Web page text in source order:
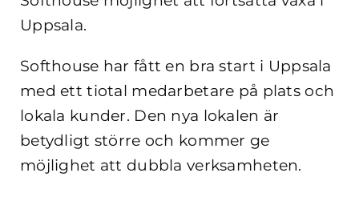
Uppsala.
Softhouse har fått en bra start i Uppsala
med ett tiotal medarbetare på plats och
lokala kunder. Den nya lokalen är
betydligt större och kommer ge
möjlighet att dubbla verksamheten.